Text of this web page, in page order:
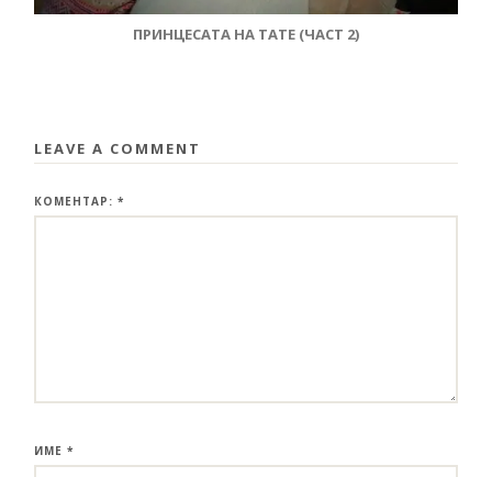
ПРИНЦЕСАТА НА ТАТЕ (ЧАСТ 2)
LEAVE A COMMENT
КОМЕНТАР:*
ИМЕ*